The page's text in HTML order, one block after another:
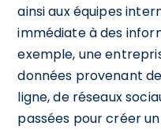
ainsi aux équipes
immédiate à des
exemple, une
données provenant
ligne, de réseaux
passées pour créer